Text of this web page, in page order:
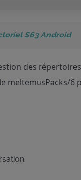
S63 Android
des
meltemusPacks/6